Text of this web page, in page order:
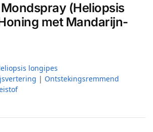
(Heliopsis
met Mandarijn-
longipes
| Ontstekingsremmend